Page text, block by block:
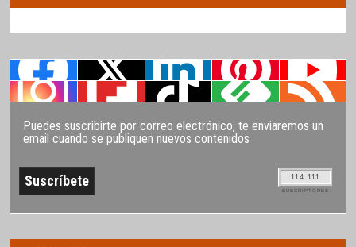
Puedes suscribirte por correo electrónico, te enviaremos un
email cuando se publiquen nuevos contenidos
114.111
SUSCRIPTORES